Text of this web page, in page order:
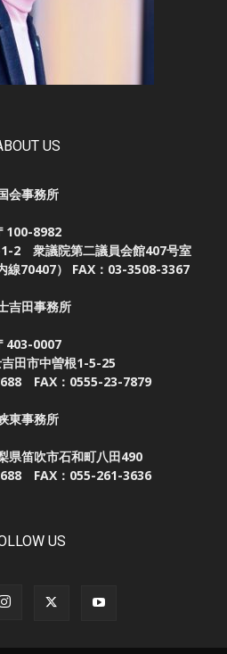
US
会事務所
100-8982
2 衆議院第二議員会館407号室
線70407） FAX：03-3508-3367
吉田事務所
403-0007
田市中曽根1-5-25
FAX：0555-23-7879
東事務所
県笛吹市石和町八田490
FAX：055-261-3636
US